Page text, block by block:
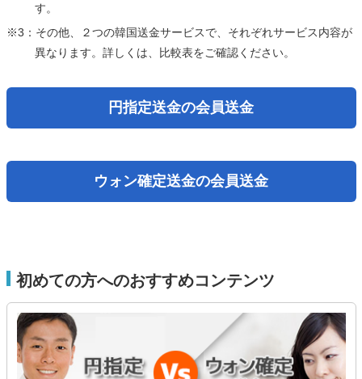
す。
※3：その他、２つの韓国送金サービスで、それぞれサービス内容が
異なります。詳しくは、比較表をご確認ください。
ウォン確定送金の会員送金
円指定送金の会員送金
初めての方へのおすすめコンテンツ